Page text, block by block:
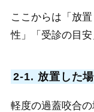
ここからは「放
性」「受診の目安
2-1. 放置した
軽度の過蓋咬合